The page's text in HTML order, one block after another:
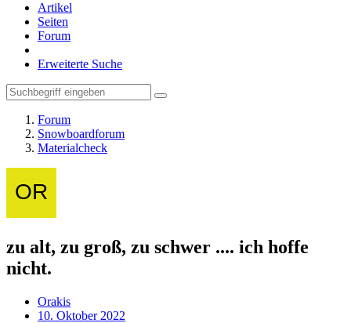
Artikel
Seiten
Forum
Erweiterte Suche
Forum
Snowboardforum
Materialcheck
zu alt, zu groß, zu schwer .... ich hoffe
nicht.
Orakis
10. Oktober 2022